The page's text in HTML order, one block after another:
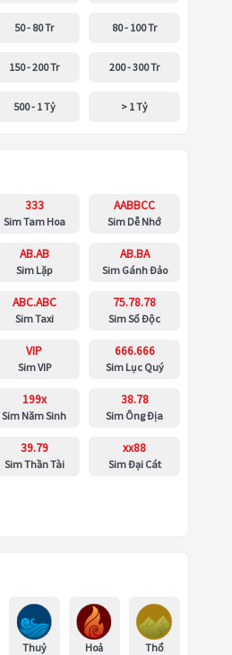
50 - 80 Tr 80 - 100 Tr
150 - 200 Tr 200 - 300 Tr
500 - 1 Tỷ > 1 Tỷ
333
Sim Tam Hoa
AABBCC
Sim Dễ Nhớ
AB.AB
Sim Lặp
AB.BA
Sim Gánh Đảo
ABC.ABC
Sim Taxi
75.78.78
Sim Số Độc
VIP
Sim VIP
666.666
Sim Lục Quý
199x
Sim Năm Sinh
38.78
Sim Ông Địa
39.79
Sim Thần Tài
xx88
Sim Đại Cát
Thuỷ Hoả Thổ